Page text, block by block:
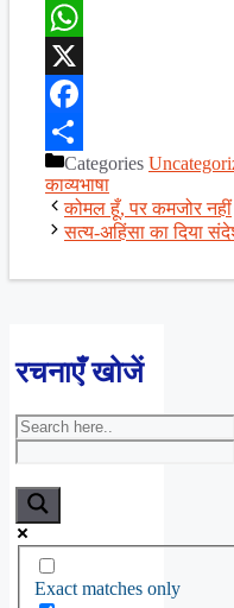
WhatsApp
X
Facebook
ShareCategories
काव्यभाषा
कोमल हूँ, पर कमजोर नहीं
सत्य-अहिंसा का दिया
रचनाएँ खोजें
Exact matches only